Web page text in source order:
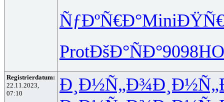
ÑƒÐºÑ€Ð°Mini
ProtÐšÐ°ÑÐ°9098
Registrierdatum:
22.11.2023,
07:10
Ð¸Ð½Ñ„Ð¾